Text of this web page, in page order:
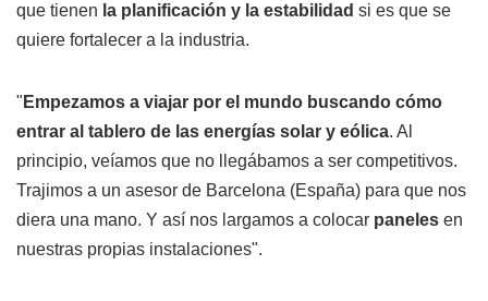
que tienen la planificación y la estabilidad si es que se
quiere fortalecer a la industria.
" Empezamos a viajar por el mundo buscando cómo
entrar al tablero de las energías solar y eólica. Al
principio, veíamos que no llegábamos a ser competitivos.
Trajimos a un asesor de Barcelona (España) para que nos
diera una mano. Y así nos largamos a colocar paneles en
nuestras propias instalaciones".